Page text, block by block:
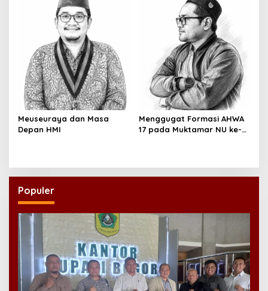
Meuseuraya dan Masa
Depan HMI
Menggugat Formasi AHWA
17 pada Muktamar NU ke-
Populer